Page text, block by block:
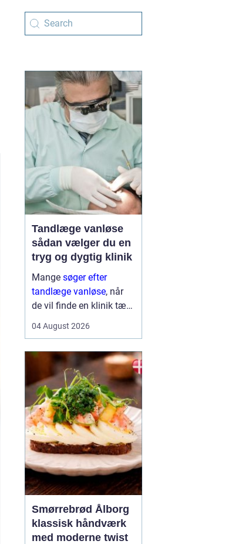
Tandlæge vanløse
sådan vælger du en
tryg og dygtig klinik
Mange søger efter
tandlæge vanløse, når
de vil finde en klinik tæt
fagligt stærk og god til
flere handler valget ikke
kun om pris og
beliggenhed, men i h...
04 August 2026
Smørrebrød Ålborg
klassisk håndværk
med moderne twist